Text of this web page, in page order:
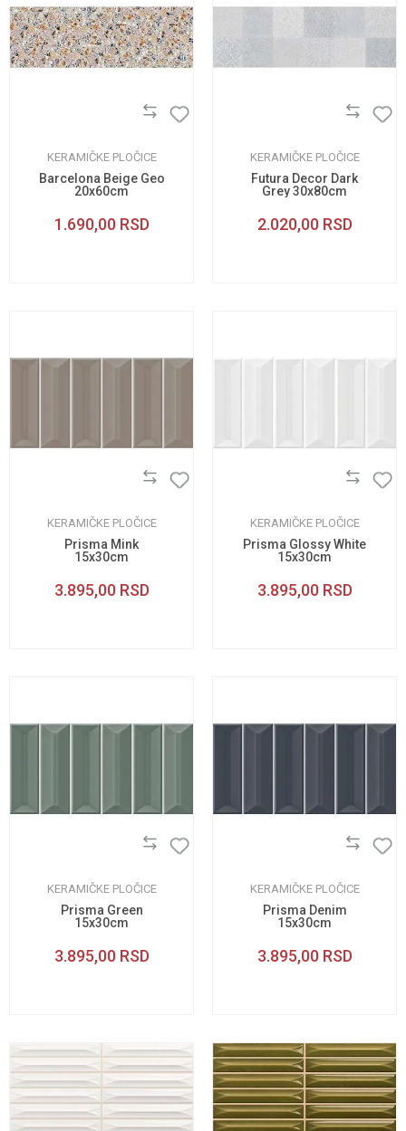
KERAMIČKE PLOČICE
Barcelona Beige Geo
20x60cm
1.690,00 RSD
KERAMIČKE PLOČICE
Futura Decor Dark
Grey 30x80cm
2.020,00 RSD
KERAMIČKE PLOČICE
Prisma Mink
15x30cm
3.895,00 RSD
KERAMIČKE PLOČICE
Prisma Glossy White
15x30cm
3.895,00 RSD
KERAMIČKE PLOČICE
Prisma Green
15x30cm
3.895,00 RSD
KERAMIČKE PLOČICE
Prisma Denim
15x30cm
3.895,00 RSD